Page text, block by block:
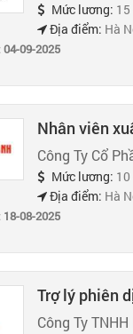
Mức lương:
Địa điểm: Hà
04-09-2025
Nhân viên
Công Ty Cổ
Mức lương:
Địa điểm: Hà
18-08-2025
Trợ lý phiên
Công Ty